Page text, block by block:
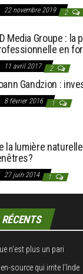
22 novembre 2019 2
Media Groupe : la
en
11 avril 2017 2
Gandzion :
8 février 2016 1
la lumière
27 juin 2014 1
n’est plus un pari
source qui irrite l’Inde